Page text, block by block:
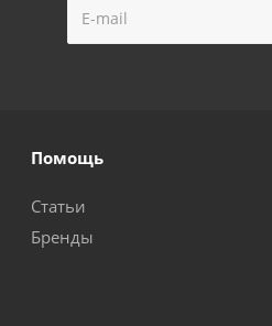
Помощь
Статьи
Бренды